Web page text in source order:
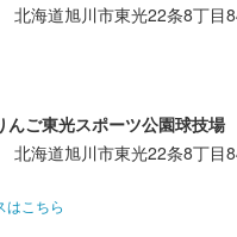
海道旭川市東光22条8丁
んご東光スポーツ公園球技場
海道旭川市東光22条8丁
はこちら